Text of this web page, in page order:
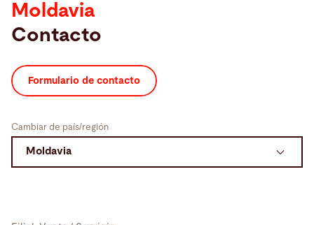
Sala de prensa
Empresa
Moldavia
Contacto
Formulario de contacto
Cambiar de país/región